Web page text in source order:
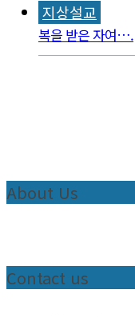
지상설교
복을 받은 자여….
About Us
Contact us